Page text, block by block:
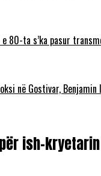
e 80-ta s’ka pasur
në Gostivar,
ish-